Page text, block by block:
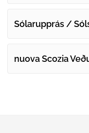
Sólarupprás /
nuova Scozia